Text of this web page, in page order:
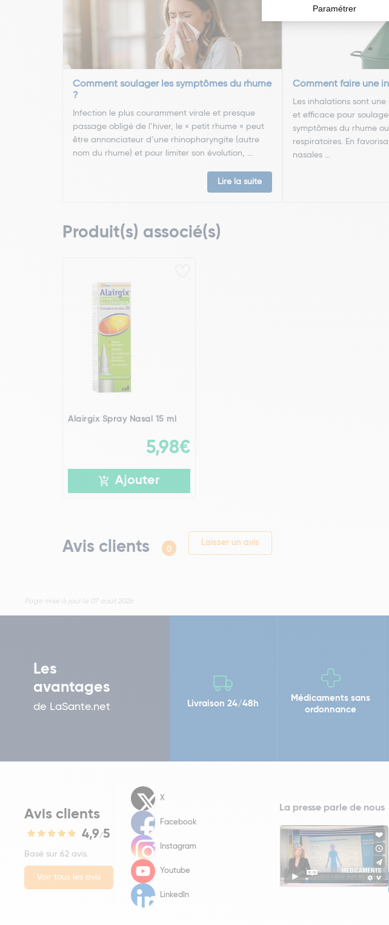
Comment soulager les symptômes du rhume
?
Infection le plus couramment virale et presque
passage obligé de l’hiver, le « petit rhume » peut
être annonciateur d’une rhinopharyngite (autre
nom du rhume) et pour limiter son évolution, ...
Lire la suite
Comment faire une
Les inhalations sont
et efficace pour
symptômes du rhume
respiratoires. En
nasales ...
Produit(s) associé(s)
Alairgix Spray Nasal 15 ml
5,98€
Ajouter
Avis clients 0
Laisser un avis
Page mise à jour le 07 aout 2026
Les
avantages
de LaSante.net Livraison 24/48h
Médicaments sans
ordonnance
Avis clients
4,9/5
Basé sur 62 avis.
Voir tous les avis
X
Facebook
Instagram
Youtube
LinkedIn
La presse parle de nous